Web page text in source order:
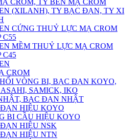
CROM, TY BEN MẠ CROM
(XILANH), TY BẠC ĐẠN, TY XI
CỨNG THUỶ LỰC MẠ CROM
C55
MỀM THUỶ LỰC MẠ CROM
C45
CROM
VÒNG BI, BẠC ĐẠN KOYO,
SAMICK, IKO
BẠC ĐẠN NHẬT
HIỆU KOYO
BI CẦU HIỆU KOYO
HIỆU NSK
HIỆU NTN